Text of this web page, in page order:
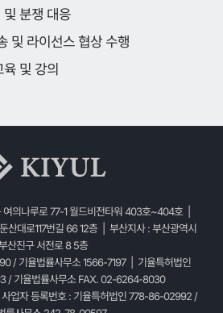
및 분쟁 대응
및 라이선스 협상 수행
및 강의
의나루로 77-1 월드비전타워 403호~404호 |
산대로117번길 66 12층 | 부산지사 : 부산광역시
산진구 서전로 8 5층
/ 기율법률사무소 1566-7197 | 기율특허법인
/ 기율법률사무소 FAX. 02-6264-8030
업자 등록번호 : 기율특허법인 778-86-02992 /